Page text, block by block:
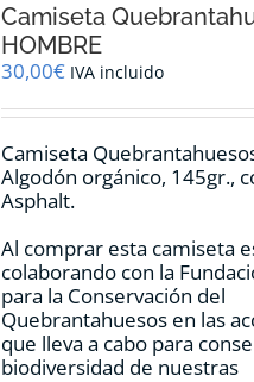
Camiseta
HOMBRE
30,00€ IVA incluido
Camiseta
Algodón orgánico, 145gr.,
Asphalt.
Al comprar esta camiseta
colaborando con la
para la Conservación del
Quebrantahuesos en las
que lleva a cabo para
biodiversidad de nuestras